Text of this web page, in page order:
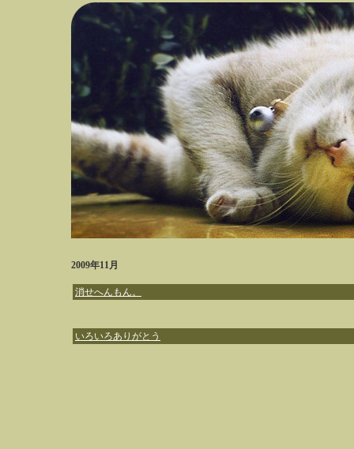
2009年11月
消せへんもん。
いろいろありがとう